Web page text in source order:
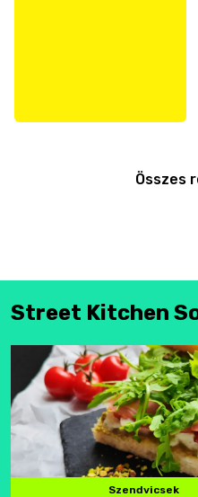
Összes
Street Kitchen
Szendvicsek